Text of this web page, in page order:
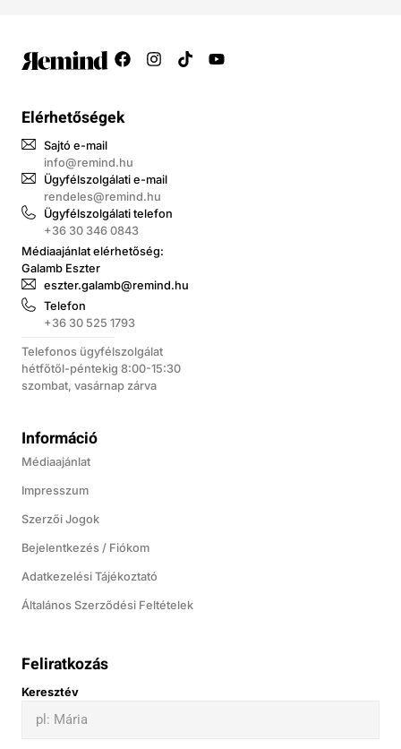
Elérhetőségek
Sajtó e-mail
info@remind.hu
Ügyfélszolgálati e-mail
rendeles@remind.hu
Ügyfélszolgálati telefon
+36 30 346 0843
Médiaajánlat elérhetőség:
Galamb Eszter
eszter.galamb@remind.hu
Telefon
+36 30 525 1793
Telefonos ügyfélszolgálat
hétfőtől-péntekig 8:00-15:30
szombat, vasárnap zárva
Információ
Médiaajánlat
Impresszum
Szerzői Jogok
Bejelentkezés / Fiókom
Adatkezelési Tájékoztató
Általános Szerződési Feltételek
Feliratkozás
Keresztév